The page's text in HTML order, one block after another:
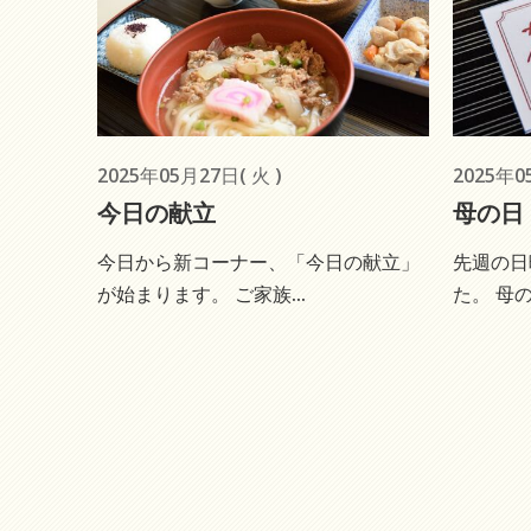
2025年05月27日( 火 )
今日の献立
今日から新コーナー、「今日の献立」
が始まります。 ご家族...
2025年
母の日
先週の
た。 母